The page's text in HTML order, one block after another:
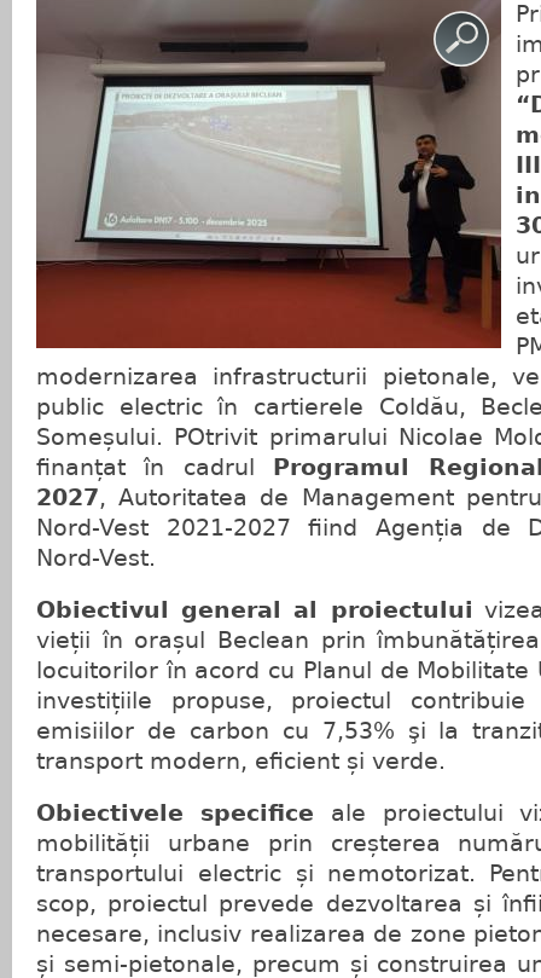
modernizarea infrastructurii pietonale,
public electric în cartierele Coldău,
Someșului. POtrivit primarului Nicolae
finanțat în cadrul
Programul
2027, Autoritatea de Management
Nord-Vest 2021-2027 fiind Agenția de
Nord-Vest.
Obiectivul general al proiectului
vieții în orașul Beclean prin
locuitorilor în acord cu Planul de Mobilitate
investițiile propuse, proiectul
emisiilor de carbon cu 7,53% şi la
transport modern, eficient și verde.
Obiectivele specifice ale proiectului
mobilității urbane prin creșterea
transportului electric și nemotorizat.
scop, proiectul prevede dezvoltarea și
necesare, inclusiv realizarea de zone
și semi-pietonale, precum și construirea